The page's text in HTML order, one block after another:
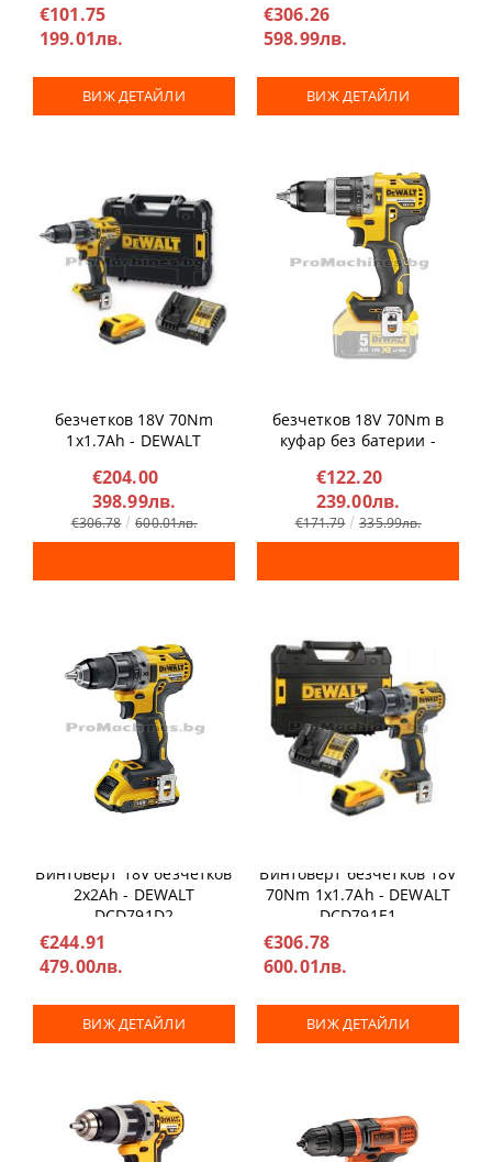
€101.75
199.01лв.
ВИЖ ДЕТАЙЛИ
€306.26
598.99лв.
ВИЖ ДЕТАЙЛИ
безчетков 18V 70Nm
1x1.7Ah - DEWALT
€204.00
398.99лв.
€306.78 600.01лв.
безчетков 18V 70Nm в
куфар без батерии -
€122.20
239.00лв.
€171.79 335.99лв.
Винтоверт 18V безчетков
2x2Ah - DEWALT
DCD791D2
€244.91
479.00лв.
ВИЖ ДЕТАЙЛИ
Винтоверт безчетков 18V
70Nm 1x1.7Ah - DEWALT
DCD791E1
€306.78
600.01лв.
ВИЖ ДЕТАЙЛИ